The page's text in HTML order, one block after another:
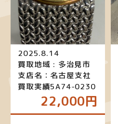
2025.8.14
買取地域 : 多治見市
支店名：名古屋支社
買取実績5A74-0230
22,000円